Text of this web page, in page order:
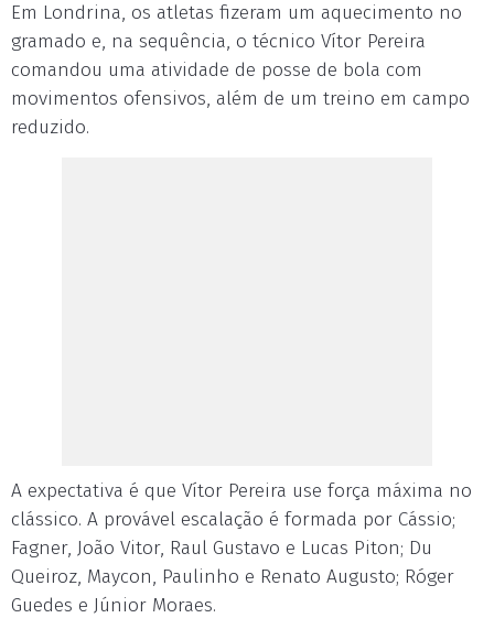
Em Londrina, os atletas fizeram um aquecimento no
gramado e, na sequência, o técnico Vítor Pereira
comandou uma atividade de posse de bola com
movimentos ofensivos, além de um treino em campo
reduzido.
A expectativa é que Vítor Pereira use força máxima no
clássico. A provável escalação é formada por Cássio;
Fagner, João Vitor, Raul Gustavo e Lucas Piton; Du
Queiroz, Maycon, Paulinho e Renato Augusto; Róger
Guedes e Júnior Moraes.